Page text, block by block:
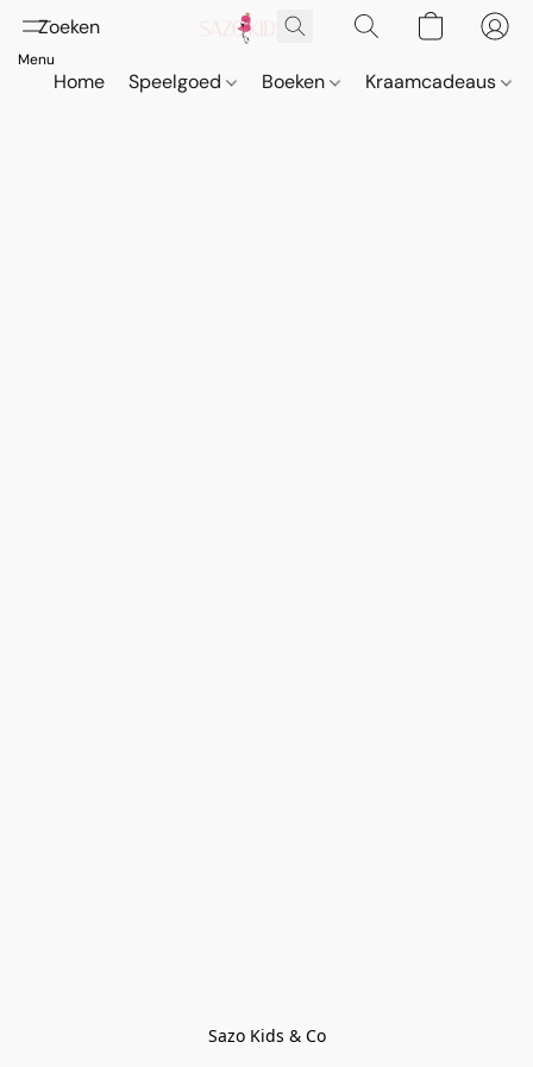
Home Speelgoed Boeken Kraamcadeaus
Sazo Kids & Co